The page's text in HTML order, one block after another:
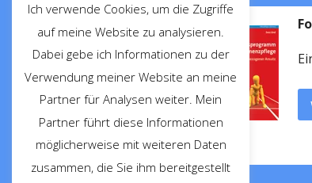
Ich verwende Cookies, um die Zugriffe
auf meine Website zu analysieren.
Dabei gebe ich Informationen zu der
Verwendung meiner Website an meine
Partner für Analysen weiter. Mein
Partner führt diese Informationen
möglicherweise mit weiteren Daten
zusammen, die Sie ihm bereitgestellt